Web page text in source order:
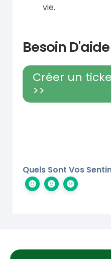
vie.
Besoin
Créer un
>>
Quels Sont Vos